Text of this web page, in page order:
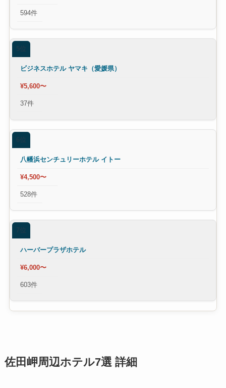
594件
5位
ビジネスホテル ヤマキ（愛媛県）
¥5,600〜
37件
6位
八幡浜センチュリーホテル イトー
¥4,500〜
528件
7位
ハーバープラザホテル
¥6,000〜
603件
佐田岬周辺ホテル7選 詳細